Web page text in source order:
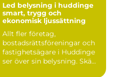
Led belysning i huddinge
smart, trygg och
ekonomisk ljussättning
Allt fler företag,
bostadsrättsföreningar och
fastighetsägare i Huddinge
ser över sin belysning. Skä...